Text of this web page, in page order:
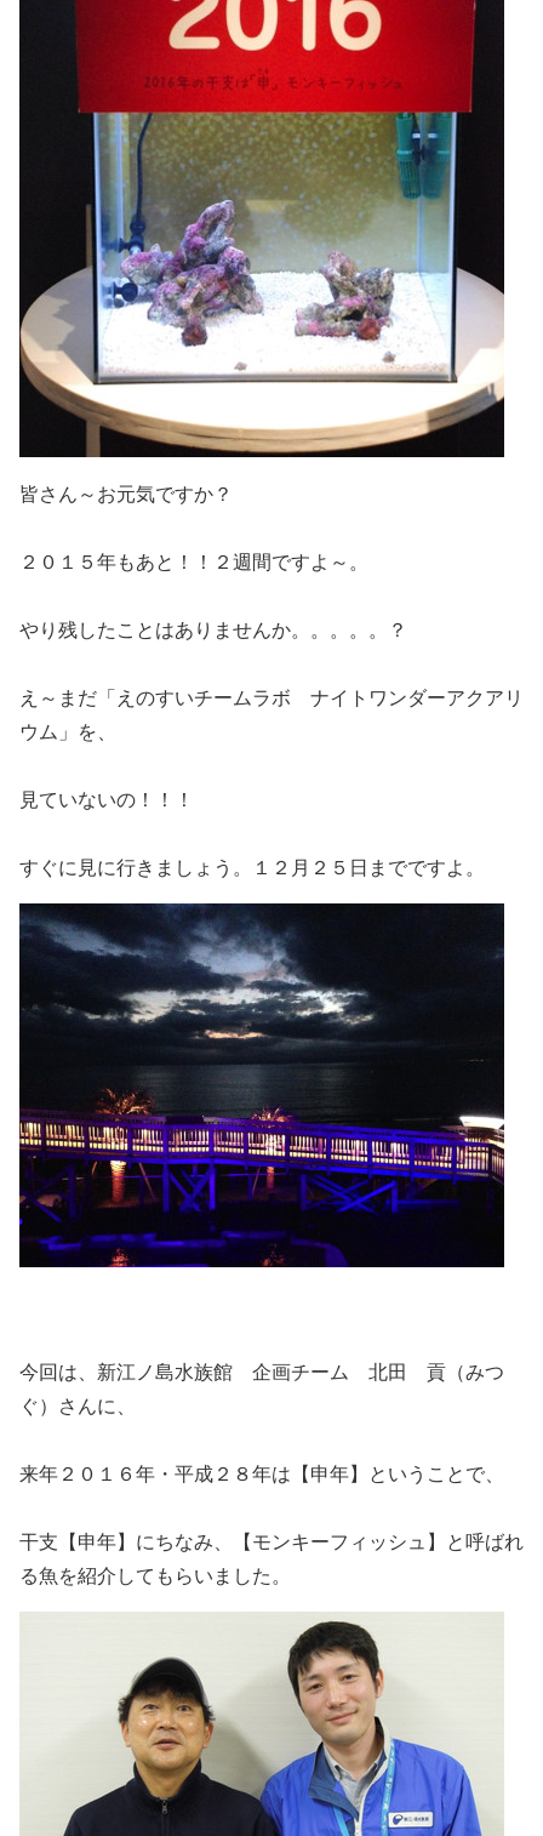
皆さん～お元気ですか？
２０１５年もあと！！２週間ですよ～。
やり残したことはありませんか。。。。。？
え～まだ「えのすいチームラボ ナイトワンダーアクアリ
ウム」を、
見ていないの！！！
すぐに見に行きましょう。１２月２５日までですよ。
今回は、新江ノ島水族館 企画チーム 北田 貢（みつ
ぐ）さんに、
来年２０１６年・平成２８年は【申年】ということで、
干支【申年】にちなみ、【モンキーフィッシュ】と呼ばれ
る魚を紹介してもらいました。